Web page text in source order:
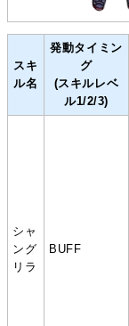
スキ
ル名
発動タイミン
グ
(スキルレベ
ル1/2/3)
シャ
ング
リラ
BUFF